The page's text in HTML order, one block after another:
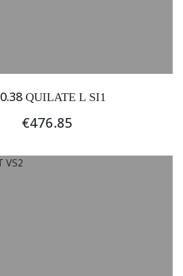
0.38 QUILATE L SI1
€476.85